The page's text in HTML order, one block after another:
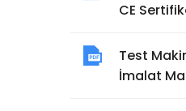
CE
Test
İmalat